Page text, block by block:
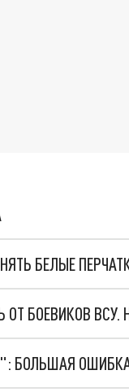
БЕЛЫЕ
БОЕВИКОВ